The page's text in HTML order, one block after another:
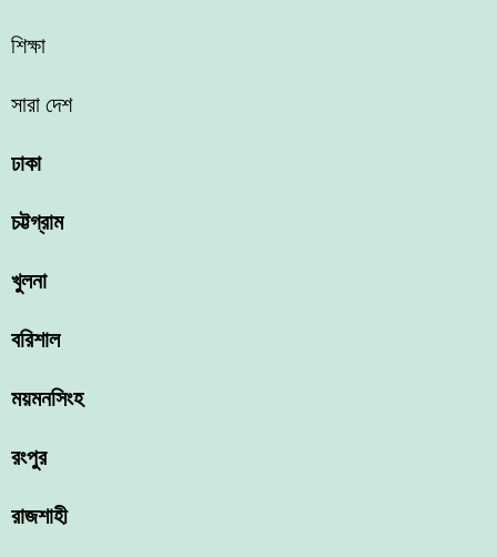
শিক্ষা
সারা দেশ
ঢাকা
চট্টগ্রাম
খুলনা
বরিশাল
ময়মনসিংহ
রংপুর
রাজশাহী